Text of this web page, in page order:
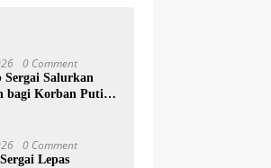
0 Comment
Sergai Salurkan
bagi Korban Puting
0 Comment
Lepas